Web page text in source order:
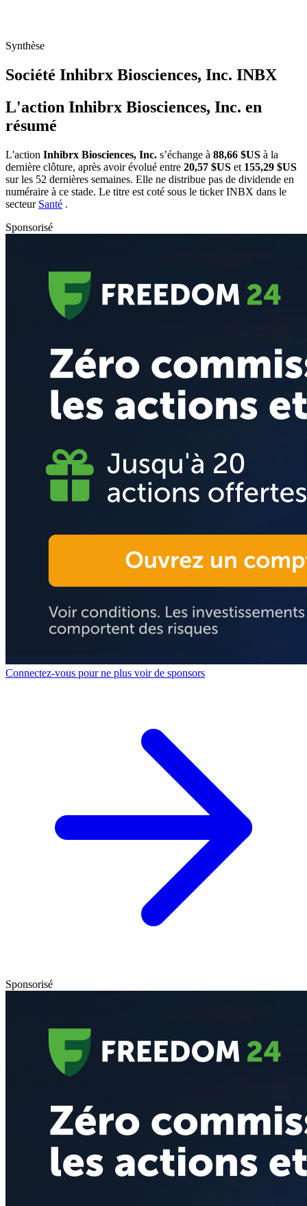
Synthèse
Société Inhibrx Biosciences, Inc. INBX
L'action Inhibrx Biosciences, Inc. en
résumé
L'action Inhibrx Biosciences, Inc. s’échange à 88,66 $US à la
dernière clôture, après avoir évolué entre 20,57 $US et 155,29 $US
sur les 52 dernières semaines. Elle ne distribue pas de dividende en
numéraire à ce stade. Le titre est coté sous le tickerINBX dans le
secteur Santé .
Sponsorisé
Connectez-vous pour ne plus voir de sponsors
Sponsorisé